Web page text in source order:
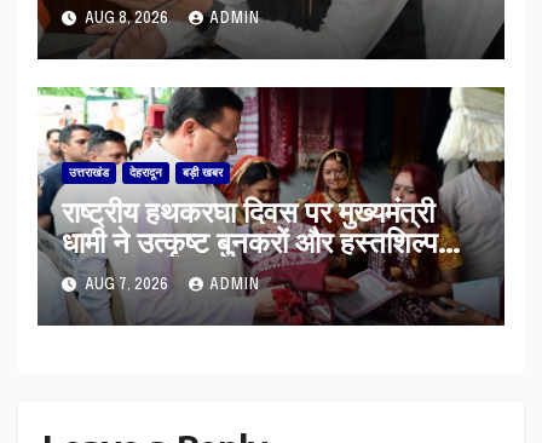
AUG 8, 2026 ADMIN
उत्तराखंड देहरादून बड़ी खबर
राष्ट्रीय हथकरघा दिवस पर मुख्यमंत्री
धामी ने उत्कृष्ट बुनकरों और हस्तशिल्प
कारीगरों को किया सम्मानित
AUG 7, 2026 ADMIN